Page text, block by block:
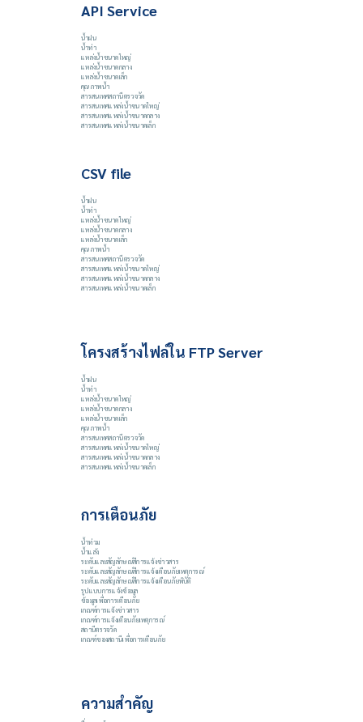
API Service
น้ำฝน
น้ำท่า
แหล่งน้ำขนาดใหญ่
แหล่งน้ำขนาดกลาง
แหล่งน้ำขนาดเล็ก
คุณภาพน้ำ
สารสนเทศสถานีตรวจวัด
สารสนเทศแหล่งน้ำขนาดใหญ่
สารสนเทศแหล่งน้ำขนาดกลาง
สารสนเทศแหล่งน้ำขนาดเล็ก
CSV file
น้ำฝน
น้ำท่า
แหล่งน้ำขนาดใหญ่
แหล่งน้ำขนาดกลาง
แหล่งน้ำขนาดเล็ก
คุณภาพน้ำ
สารสนเทศสถานีตรวจวัด
สารสนเทศแหล่งน้ำขนาดใหญ่
สารสนเทศแหล่งน้ำขนาดกลาง
สารสนเทศแหล่งน้ำขนาดเล็ก
โครงสร้างไฟล์ใน FTP Server
น้ำฝน
น้ำท่า
แหล่งน้ำขนาดใหญ่
แหล่งน้ำขนาดกลาง
แหล่งน้ำขนาดเล็ก
คุณภาพน้ำ
สารสนเทศสถานีตรวจวัด
สารสนเทศแหล่งน้ำขนาดใหญ่
สารสนเทศแหล่งน้ำขนาดกลาง
สารสนเทศแหล่งน้ำขนาดเล็ก
การเตือนภัย
น้ำท่วม
น้ำแล้ง
ระดับและสัญลักษณ์สีการแจ้งข่าวสาร
ระดับและสัญลักษณ์สีการแจ้งเตือนภัยเหตุการณ์
ระดับและสัญลักษณ์สีการแจ้งเตือนภัยพิบัติ
รูปแบบการแจ้งข้อมูล
ข้อมูลเพื่อการเตือนภัย
เกณฑ์การแจ้งข่าวสาร
เกณฑ์การแจ้งเตือนภัยเหตุการณ์
สถานีตรวจวัด
เกณฑ์ของสถานีเพื่อการเตือนภัย
ความสำคัญ